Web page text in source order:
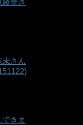
綾華さ
未さん
きま